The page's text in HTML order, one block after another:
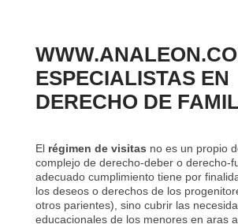
ESPECIALISTAS EN
DERECHO DE
El régimen de visitas no es un propio
complejo de derecho-deber o derecho-
adecuado cumplimiento tiene por
los deseos o derechos de los
otros parientes), sino cubrir las
educacionales de los menores en aras